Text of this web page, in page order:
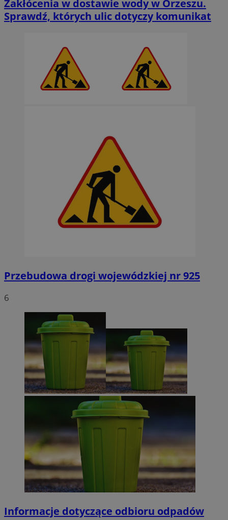
Zakłócenia w dostawie wody w Orzeszu.
Sprawdź, których ulic dotyczy komunikat
Przebudowa drogi wojewódzkiej nr 925
6
Informacje dotyczące odbioru odpadów